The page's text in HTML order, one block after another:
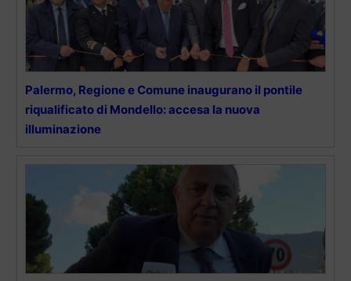
Palermo, Regione e Comune inaugurano il pontile
riqualificato di Mondello: accesa la nuova
illuminazione